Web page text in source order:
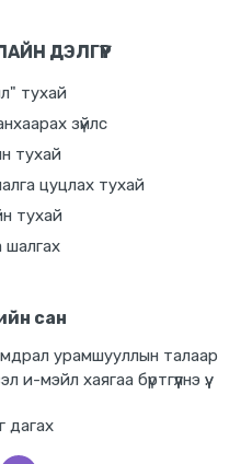
ДЭЛГҮҮР
тухай
зүйлс
тухай
цуцлах тухай
тухай
шалгах
сан
урамшууллын талаар
и-мэйл хаягаа бүртгүүлнэ үү.
дагах